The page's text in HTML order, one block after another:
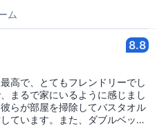
ョンの雰囲気は、インターネッ
心配でしたが、出入りするのは
ム
8.8
高で、とてもフレンドリーでし
まるで家にいるように感じまし
らが部屋を掃除してバスタオル
ています。また、ダブルベッド
グルベッドに部屋をアップグレ